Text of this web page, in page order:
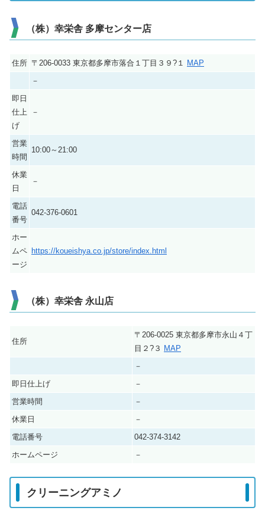
（株）幸栄舎 多摩センター店
住所 〒206-0033 東京都多摩市落合１丁目３９?１ MAP
－
即日
仕上
げ
－
営業
時間
10:00～21:00
休業
日
－
電話
番号
042-376-0601
ホー
ムペ
ージ
https://koueishya.co.jp/store/index.html
（株）幸栄舎 永山店
住所
〒206-0025 東京都多摩市永山４丁
目２?３ MAP
－
即日仕上げ
－
営業時間
－
休業日
－
電話番号
042-374-3142
ホームページ
－
クリーニングアミノ